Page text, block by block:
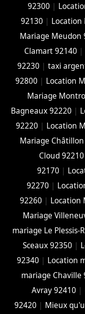
92300 |
92130 | Location
Mariage Meudon
Clamart 92140 |
92230 |taxi
92800 | Location
Mariage
Bagneaux 92220 |
92220 | Location
Mariage
Cloud 92210
92170 |
92270 |
92260 | Location
Mariage
mariage Le Plessis-
Sceaux 92350 |
92340 | Location
mariage Chaville
Avray 92410 |
92420 | Mieux